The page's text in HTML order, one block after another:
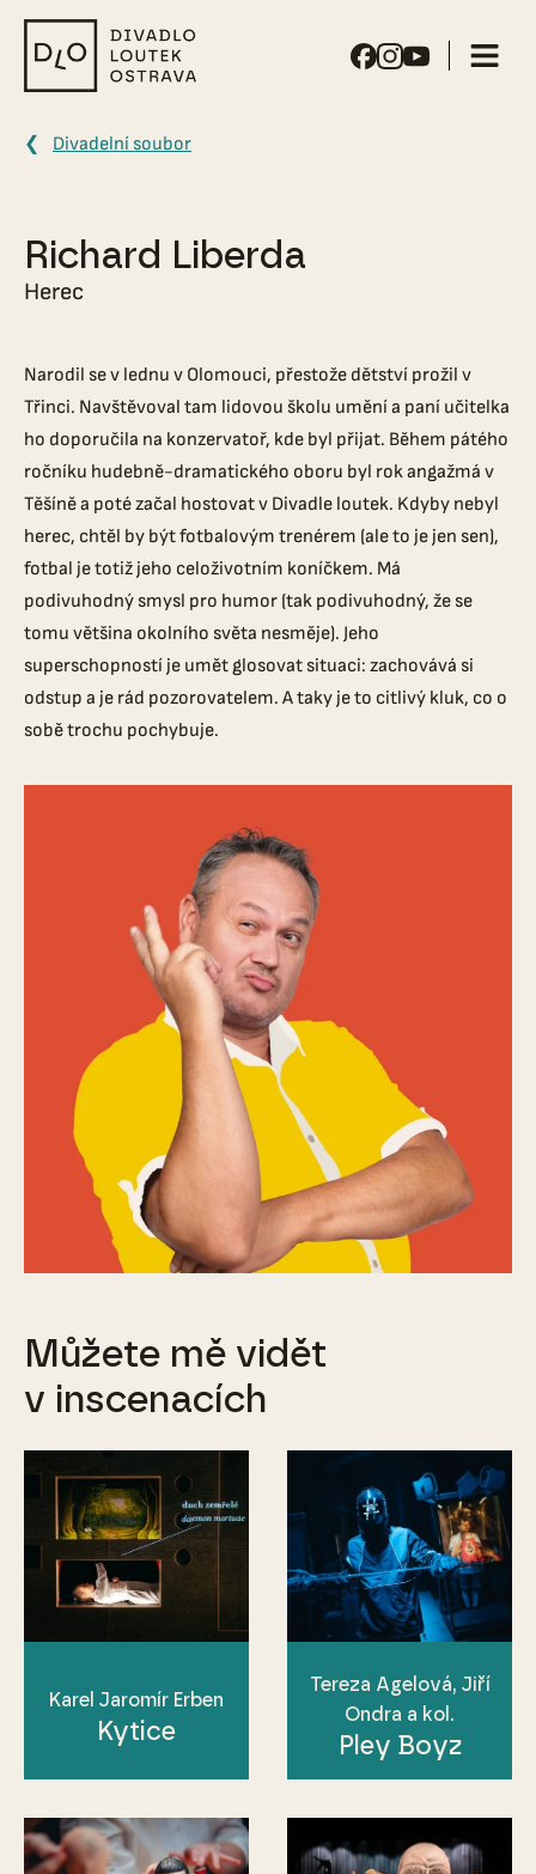
Divadlo
loutek
Divadelní soubor
Richard Liberda
Herec
Narodil se v lednu v Olomouci, přestože dětství prožil v
Třinci. Navštěvoval tam lidovou školu umění a paní učitelka
ho doporučila na konzervatoř, kde byl přijat. Během pátého
ročníku hudebně-dramatického oboru byl rok angažmá v
Těšíně a poté začal hostovat v Divadle loutek. Kdyby nebyl
herec, chtěl by být fotbalovým trenérem (ale to je jen sen),
fotbal je totiž jeho celoživotním koníčkem. Má
podivuhodný smysl pro humor (tak podivuhodný, že se
tomu většina okolního světa nesměje). Jeho
superschopností je umět glosovat situaci: zachovává si
odstup a je rád pozorovatelem. A taky je to citlivý kluk, co o
sobě trochu pochybuje.
Můžete mě vidět
v inscenacích
Karel Jaromír Erben
Kytice
Tereza Agelová, Jiří
Ondra a kol.
Pley Boyz